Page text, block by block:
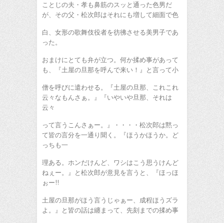
ことじの夫・孝も鼻筋のスッと通った色男だ
が、その父・松次郎はそれにも増して細面で色
白、女形の歌舞伎役者を彷彿させる美男子であ
った。
おまけにとても弁が立つ。何か揉め事があって
も、『土屋の旦那を呼んで来い！』と言って小
僧を呼びに遣わせる。『土屋の旦那、これこれ
云々なもんさぁ。』『いやいや旦那、それは
云々
って言うこんさぁー。』・・・・松次郎は黙っ
て皆の言分を一通り聞く。『ほうかほうか。ど
っちも一
理ある。ホンだけんど、ワシはこう思うけんど
ねぇー。』と松次郎が意見を言うと、『ほっほ
ぉー!!
土屋の旦那がほう言うじゃぁー、成程ほうズラ
よ。』と皆の話は纏まって、先刻までの揉め事